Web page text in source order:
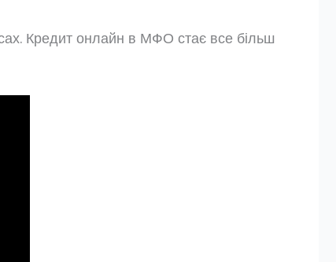
Кредит онлайн в МФО стає все більш